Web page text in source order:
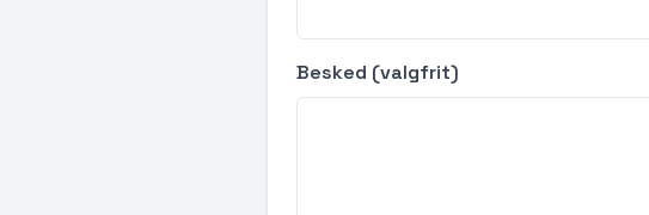
Besked (valgfrit)